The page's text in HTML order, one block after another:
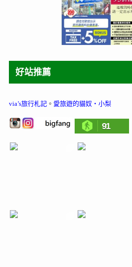
好站推薦
via’s旅行札記。 愛旅遊的貓奴‧小梨
91